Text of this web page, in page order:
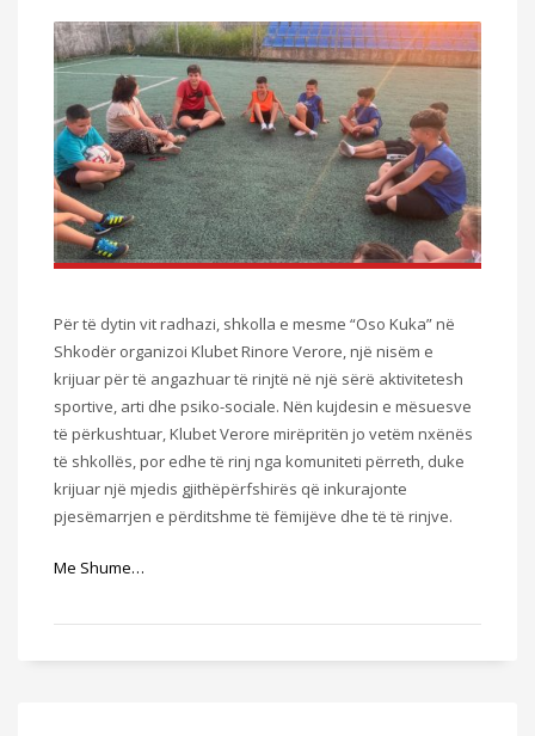
Për të dytin vit radhazi, shkolla e mesme “Oso Kuka” në
Shkodër organizoi Klubet Rinore Verore, një nisëm e
krijuar për të angazhuar të rinjtë në një sërë aktivitetesh
sportive, arti dhe psiko-sociale. Nën kujdesin e mësuesve
të përkushtuar, Klubet Verore mirëpritën jo vetëm nxënës
të shkollës, por edhe të rinj nga komuniteti përreth, duke
krijuar një mjedis gjithëpërfshirës që inkurajonte
pjesëmarrjen e përditshme të fëmijëve dhe të të rinjve.
Me Shume…